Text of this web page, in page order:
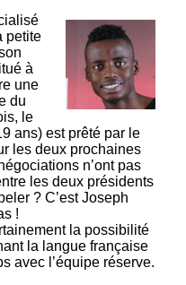
petite
à
une
du
le
ans) est prêté par le
les deux prochaines
n’ont pas
les deux présidents
? C’est Joseph
!
la possibilité
la langue française
avec l’équipe réserve.